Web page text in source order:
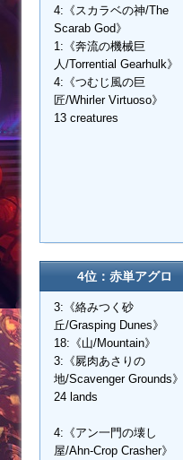
4:《スカラベの神/The
Scarab God》
1:《奔流の機械巨
人/Torrential Gearhulk》
4:《つむじ風の巨
匠/Whirler Virtuoso》
13 creatures
4位：赤単アグロ
3:《絡みつく砂
丘/Grasping Dunes》
18:《山/Mountain》
3:《屍肉あさりの
地/Scavenger Grounds》
24 lands
4:《アン一門の壊し
屋/Ahn-Crop Crasher》